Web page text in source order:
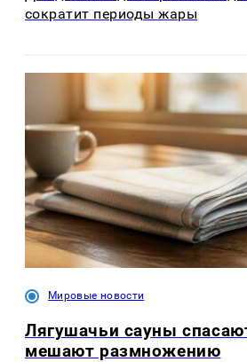
сократит периоды жары
Мировые новости
Лягушачьи сауны
мешают размножению